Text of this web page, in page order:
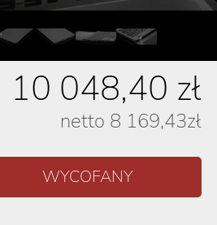
10 048,40 zł
netto 8 169,43zł